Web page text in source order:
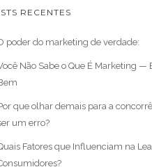
RECENTES
poder do marketing de verdade:
Não Sabe o Que É Marketing —
que olhar demais para a
um erro?
Fatores que Influenciam na